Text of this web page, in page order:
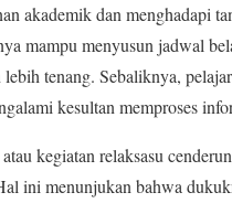
akademik dan menghadapi
mampu menyusun jadwal
tenang. Sebaliknya,
kesultan memproses
kegiatan relaksasu
ini menunjukan bahwa